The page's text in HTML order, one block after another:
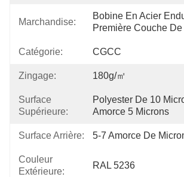
Marchandise:
Bobine En Acier
Première Couche
Catégorie: CGCC
Zingage: 180g/㎡
Surface
Supérieure:
Polyester De 10
Amorce 5 Microns
Surface Arrière: 5-7 Amorce De
Couleur
Extérieure:
RAL 5236